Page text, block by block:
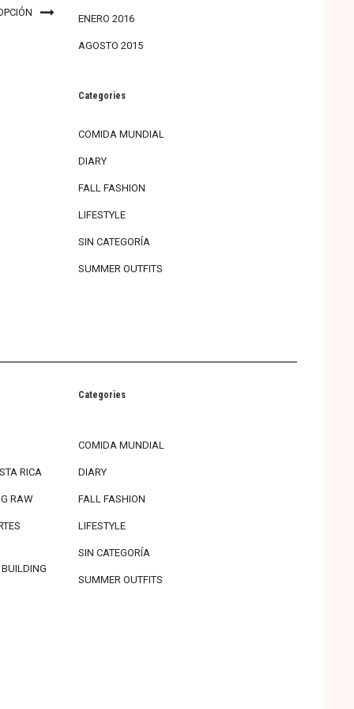
una
ventana
una
ventana ENERO 2016
AGOSTO 2015
Categories
COMIDA MUNDIAL
DIARY
FALL FASHION
LIFESTYLE
SIN CATEGORÍA
SUMMER OUTFITS
RICA
RAW
Categories
COMIDA MUNDIAL
DIARY
FALL FASHION
LIFESTYLE
SIN CATEGORÍA
SUMMER OUTFITS